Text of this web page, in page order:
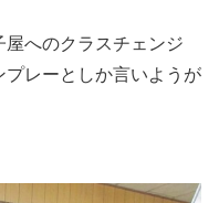
へのクラスチェンジ
レーとしか言いようが